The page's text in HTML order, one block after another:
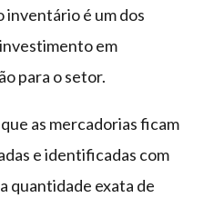
inventário é um dos
em
para o setor.
as mercadorias ficam
e identificadas com
quantidade exata de